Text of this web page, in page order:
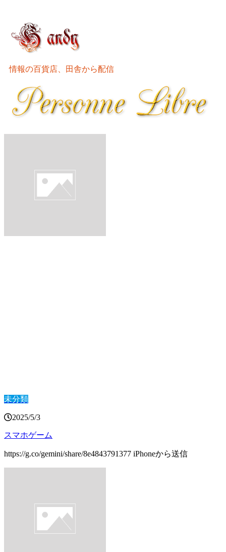
情報の百貨店、田舎から配信
未分類
2025/5/3
スマホゲーム
https://g.co/gemini/share/8e4843791377 iPhoneから送信